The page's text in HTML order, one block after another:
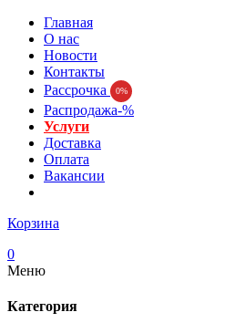
Главная
О нас
Новости
Контакты
Рассрочка
0%
Распродажа-%
Услуги
Доставка
Оплата
Вакансии
Корзина
0
Меню
Категория